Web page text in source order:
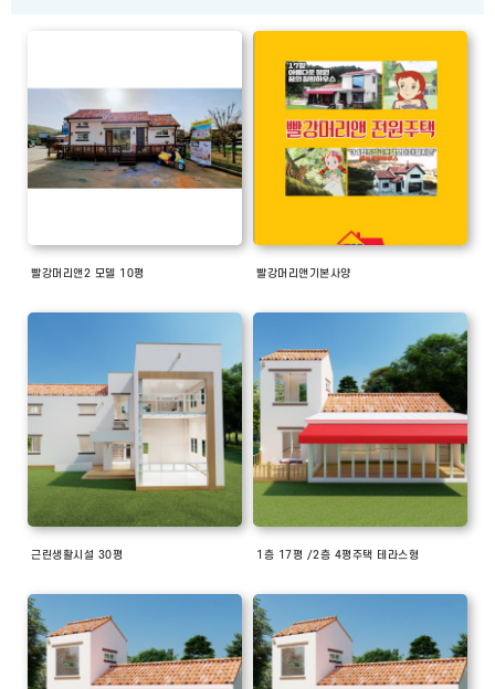
빨강머리앤2 모델 10평 빨강머리앤기본사양
근린생활시설 30평 1층 17평 /2층 4평주택 테라스형